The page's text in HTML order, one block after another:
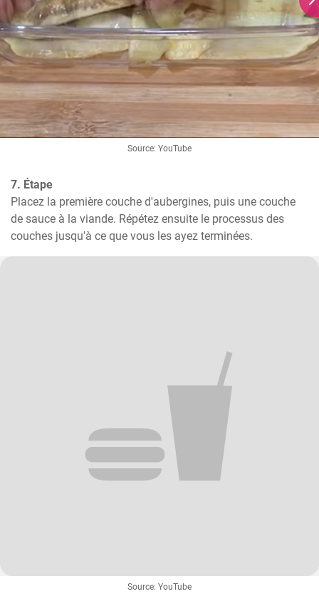
Source: YouTube
7. Étape
Placez la première couche d'aubergines, puis une couche
de sauce à la viande. Répétez ensuite le processus des
couches jusqu'à ce que vous les ayez terminées.
Source: YouTube